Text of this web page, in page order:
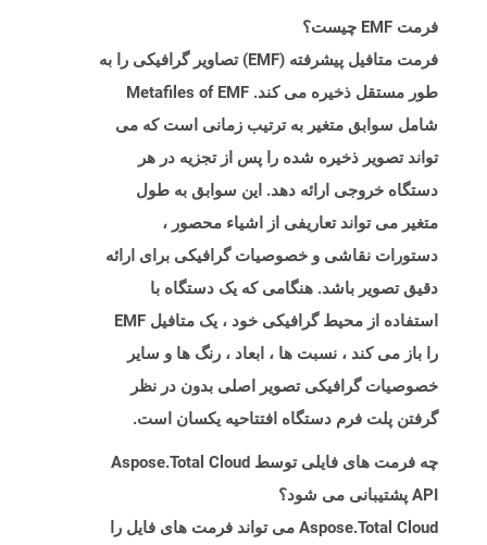
فرمت EMF چیست؟
فرمت متافیل پیشرفته (EMF) تصاویر گرافیکی را به
طور مستقل ذخیره می کند. Metafiles of EMF
شامل سوابق متغیر به ترتیب زمانی است که می
تواند تصویر ذخیره شده را پس از تجزیه در هر
دستگاه خروجی ارائه دهد. این سوابق به طول
متغیر می تواند تعاریفی از اشیاء محصور ،
دستورات نقاشی و خصوصیات گرافیکی برای ارائه
دقیق تصویر باشد. هنگامی که یک دستگاه با
استفاده از محیط گرافیکی خود ، یک متافیل EMF
را باز می کند ، نسبت ها ، ابعاد ، رنگ ها و سایر
خصوصیات گرافیکی تصویر اصلی بدون در نظر
گرفتن پلت فرم دستگاه افتتاحیه یکسان است.
چه فرمت های فایلی توسط Aspose.Total Cloud
API پشتیبانی می شود؟
Aspose.Total Cloud می تواند فرمت های فایل را